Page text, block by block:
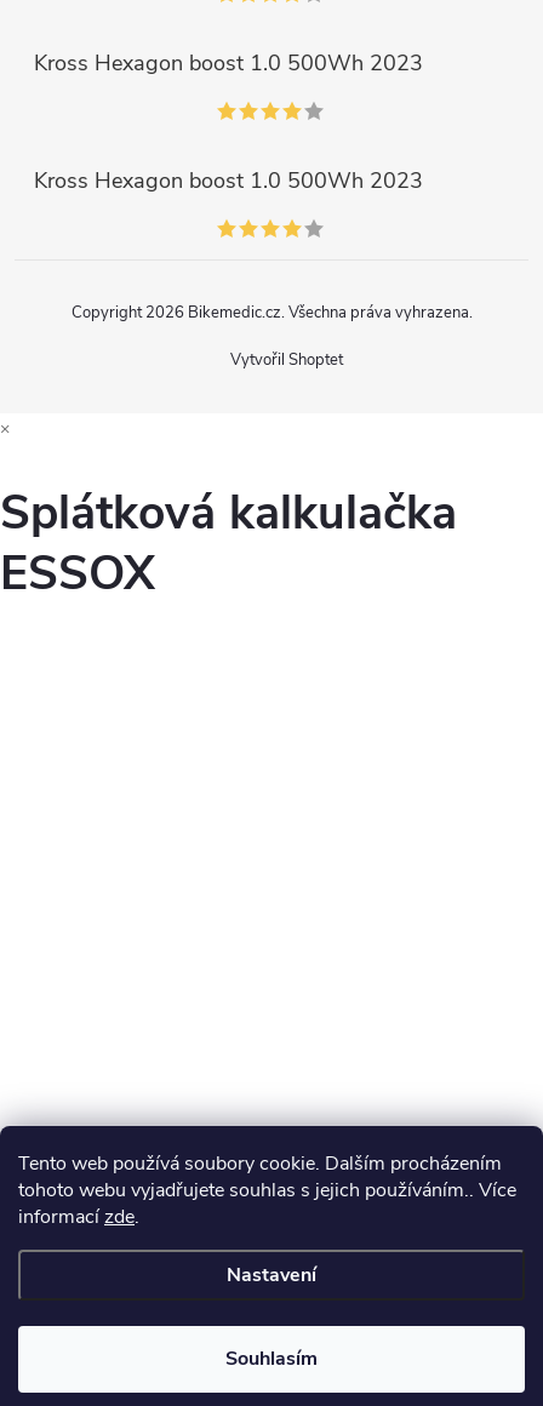
Tento web používá soubory cookie. Dalším procházením
tohoto webu vyjadřujete souhlas s jejich používáním.. Více
informacízde.
Nastavení
Souhlasím
Kross Hexagon boost 1.0 500Wh 2023
Kross Hexagon boost 1.0 500Wh 2023
Vytvořil Shoptet
Copyright 2026 Bikemedic.cz. Všechna práva vyhrazena.
×
Splátková kalkulačka
ESSOX